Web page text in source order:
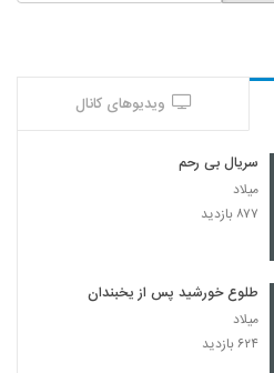
ویدیوهای کانال
سریال بی رحم
میلاد
۸۷۷ بازدید
طلوع خورشید پس از یخبندان
میلاد
۶۲۴ بازدید